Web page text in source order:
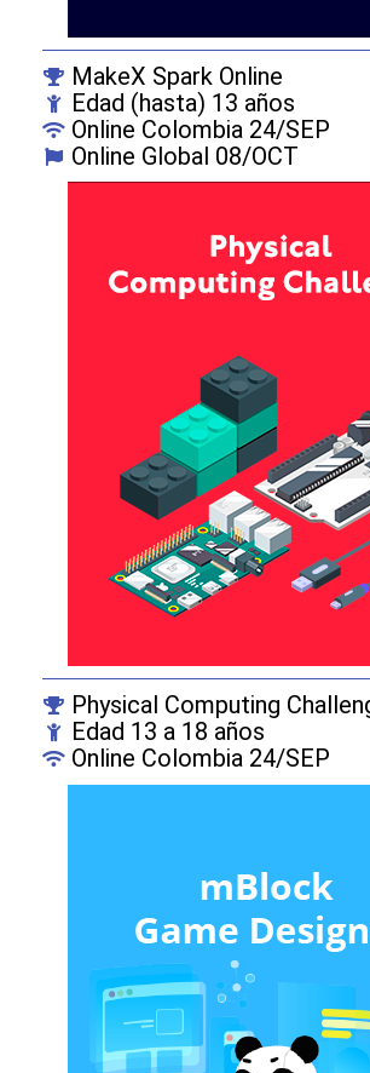
MakeX Spark Online
Edad (hasta) 13 años
Online Colombia 24/SEP
Online Global 08/OCT
Physical Computing
Edad 13 a 18 años
Online Colombia 24/SEP